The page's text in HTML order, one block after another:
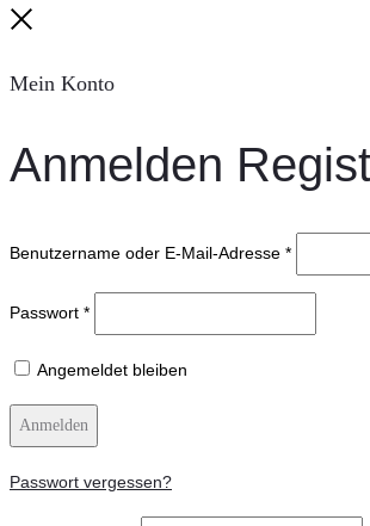
Mein Konto
Anmelden
Benutzername oder E-Mail-Adresse *
Passwort *
Angemeldet bleiben
Anmelden
Passwort vergessen?